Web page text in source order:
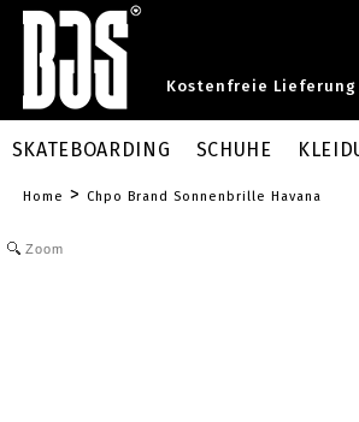
Kostenfreie Lieferung
SKATEBOARDING SCHUHE
Home > Chpo Brand Sonnenbrille Havana
Zoom